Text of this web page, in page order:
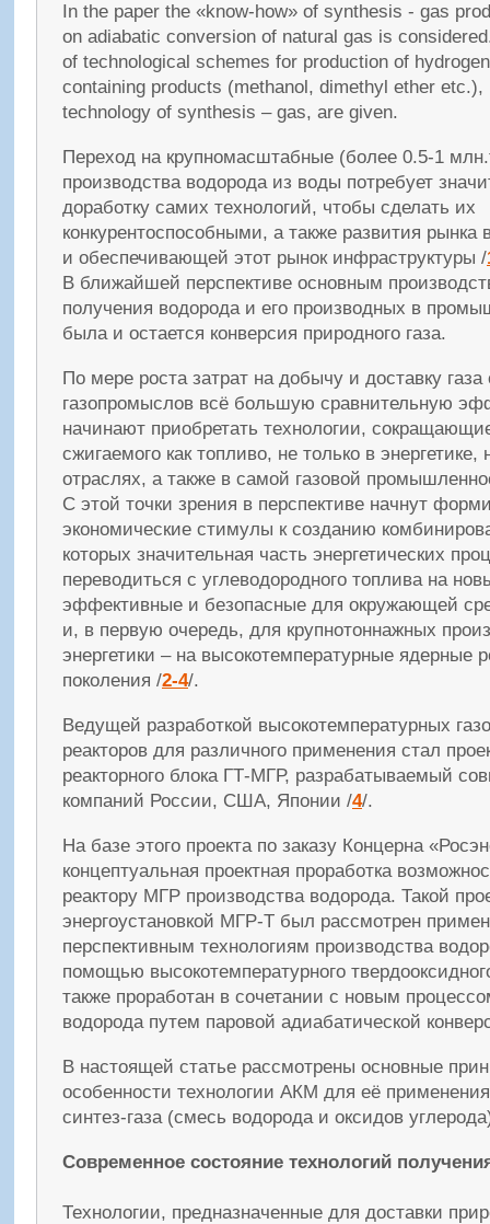
In the paper the «know-how» of synthesis - gas
on adiabatic conversion of natural gas is
of technological schemes for production of
containing products (methanol, dimethyl ether etc.),
technology of synthesis – gas, are given.
Переход на крупномасштабные (более 0.5-1
производства водорода из воды потребует
доработку самих технологий, чтобы сделать их
конкурентоспособными, а также развития рынка
и обеспечивающей этот рынок инфраструктуры /
В ближайшей перспективе основным
получения водорода и его производных в
была и остается конверсия природного газа.
По мере роста затрат на добычу и доставку
газопромыслов всё большую сравнительную
начинают приобретать технологии,
сжигаемого как топливо, не только в энергетике,
отраслях, а также в самой газовой
С этой точки зрения в перспективе начнут
экономические стимулы к созданию
которых значительная часть энергетических
переводиться с углеводородного топлива на
эффективные и безопасные для окружающей
и, в первую очередь, для крупнотоннажных
энергетики – на высокотемпературные ядерные
поколения /2-4/.
Ведущей разработкой высокотемпературных
реакторов для различного применения стал
реакторного блока ГТ-МГР, разрабатываемый
компаний России, США, Японии /4/.
На базе этого проекта по заказу Концерна
концептуальная проектная проработка
реактору МГР производства водорода. Такой
энергоустановкой МГР-Т был рассмотрен
перспективным технологиям производства
помощью высокотемпературного
также проработан в сочетании с новым
водорода путем паровой адиабатической
В настоящей статье рассмотрены основные
особенности технологии АКМ для её
синтез-газа (смесь водорода и оксидов
Современное состояние технологий
Технологии, предназначенные для доставки